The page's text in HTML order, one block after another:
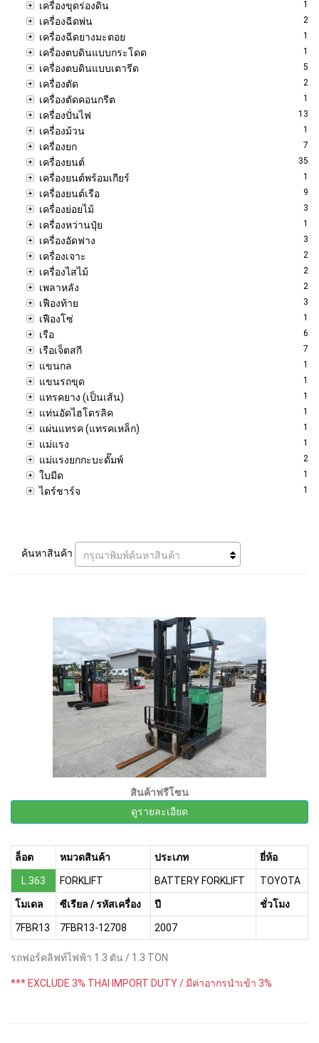
เครื่องขุดร่องดิน 1
เครื่องฉีดพ่น 2
เครื่องฉีดยางมะตอย 1
เครื่องตบดินแบบกระโดด 1
เครื่องตบดินแบบเตารีด 5
เครื่องตัด 2
เครื่องตัดคอนกรีต 1
เครื่องปั่นไฟ 13
เครื่องม้วน 1
เครื่องยก 7
เครื่องยนต์ 35
เครื่องยนต์พร้อมเกียร์ 1
เครื่องยนต์เรือ 9
เครื่องย่อยไม้ 3
เครื่องหว่านปุ๋ย 1
เครื่องอัดฟาง 3
เครื่องเจาะ 2
เครื่องไสไม้ 2
เพลาหลัง 2
เฟืองท้าย 3
เฟืองโซ่ 1
เรือ 6
เรือเจ็ตสกี 7
แขนกล 1
แขนรถขุด 1
แทรคยาง (เป็นเส้น) 1
แท่นอัดไฮโดรลิค 1
แผ่นแทรค (แทรคเหล็ก) 1
แม่แรง 1
แม่แรงยกกะบะดั๊มพ์ 2
ใบมีด 1
ไดร์ชาร์จ 1
ค้นหาสินค้า กรุณาพิมพ์ค้นหาสินค้า
สินค้าฟรีโซน
ดูรายละเอียด
ล็อต หมวดสินค้า ประเภท ยี่ห้อ
L.363 FORKLIFT BATTERY FORKLIFT TOYOTA
โมเดล ซีเรียล / รหัสเครื่อง ปี ชั่วโมง
7FBR13 7FBR13-12708 2007
รถฟอร์คลิฟท์ไฟฟ้า 1.3 ตัน / 1.3 TON
*** EXCLUDE 3% THAI IMPORT DUTY / มีค่าอากรนำเข้า 3%